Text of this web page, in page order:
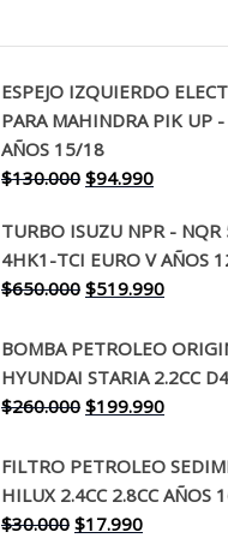
ESPEJO IZQUIERDO
PARA MAHINDRA PIK UP -
AÑOS 15/18
$130.000 El
original
era:
$130.000.
$94.990El
actual
es:
$94.990.
TURBO ISUZU NPR - NQR
4HK1-TCI EURO V AÑOS
$650.000 El
original
era:
$650.000.
$519.990El
actual
es:
BOMBA PETROLEO
HYUNDAI STARIA 2.2CC
$260.000 El
original
era:
$260.000.
$199.990El
actual
es:
FILTRO PETROLEO
HILUX 2.4CC 2.8CC AÑOS
$30.000 El
$17.990El